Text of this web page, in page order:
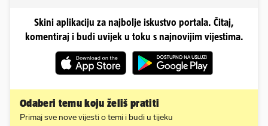
Skini aplikaciju za najbolje iskustvo portala. Čitaj,
komentiraj i budi uvijek u toku s najnovijim vijestima.
Odaberi temu koju želiš pratiti
Primaj sve nove vijesti o temi i budi u tijeku